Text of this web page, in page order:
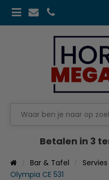
Betalen in 3
Bar & Tafel Servies
Olympia CE 531